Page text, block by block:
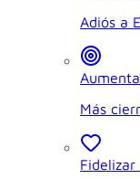
Adiós a
Más